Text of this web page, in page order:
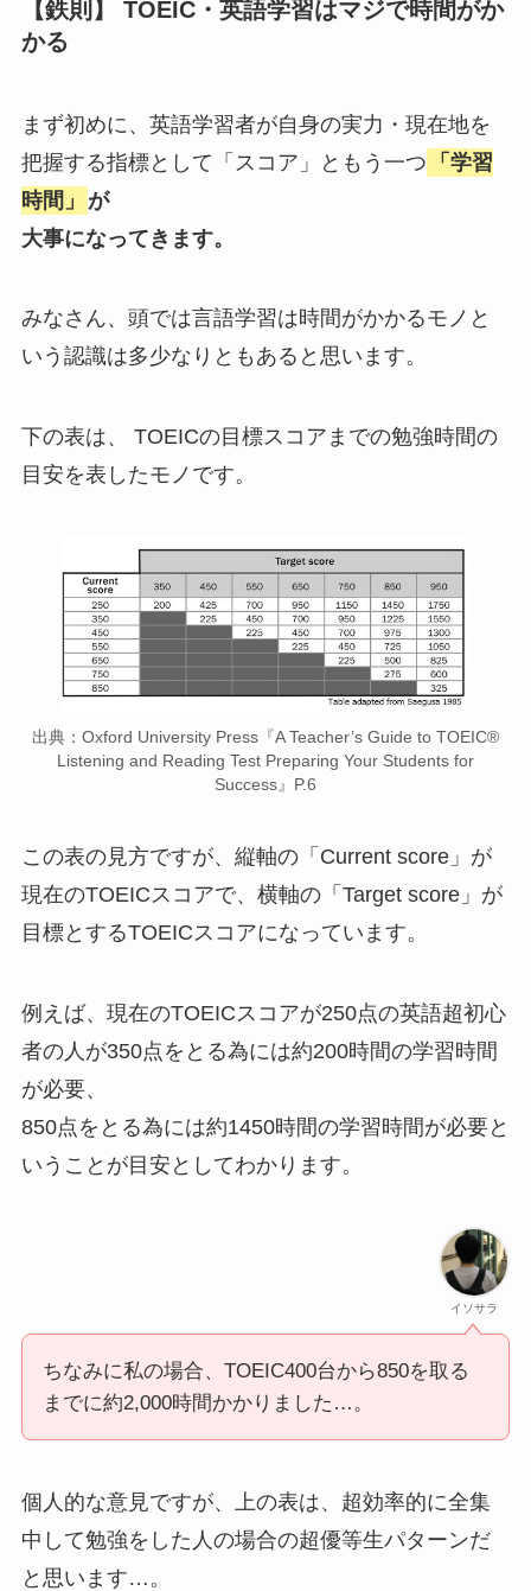
【鉄則】 TOEIC・英語学習はマジで時間がか
かる
まず初めに、英語学習者が自身の実力・現在地を
把握する指標として「スコア」ともう一つ
「学習
時間」
が
大事になってきます。
みなさん、頭では言語学習は時間がかかるモノと
いう認識は多少なりともあると思います。
下の表は、 TOEICの目標スコアまでの勉強時間の
目安を表したモノです。
出典：Oxford University Press『A Teacher’s Guide to TOEIC®
Listening and Reading Test Preparing Your Students for
Success』P.6
この表の見方ですが、縦軸の「Current score」が
現在のTOEICスコアで、横軸の「Target score」が
目標とするTOEICスコアになっています。
例えば、現在のTOEICスコアが250点の英語超初心
者の人が350点をとる為には約200時間の学習時間
が必要、
850点をとる為には約1450時間の学習時間が必要と
いうことが目安としてわかります。
イソサラ
ちなみに私の場合、TOEIC400台から850を取る
までに約2,000時間かかりました…。
個人的な意見ですが、上の表は、超効率的に全集
中して勉強をした人の場合の超優等生パターンだ
と思います…。